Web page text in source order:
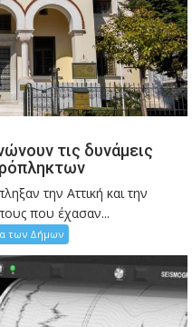
τις δυνάμεις
την Αττική και την
που έχασαν...
των Δήμων